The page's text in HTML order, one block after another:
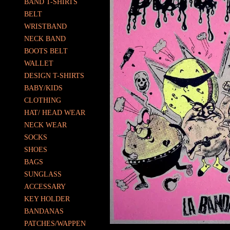
BAND T-SHIRTS
BELT
WRISTBAND
NECK BAND
BOOTS BELT
WALLET
DESIGN T-SHIRTS
BABY/KIDS
CLOTHING
HAT/ HEAD WEAR
NECK WEAR
SOCKS
SHOES
BAGS
SUNGLASS
ACCESSARY
KEY HOLDER
BANDANAS
PATCHES/WAPPEN